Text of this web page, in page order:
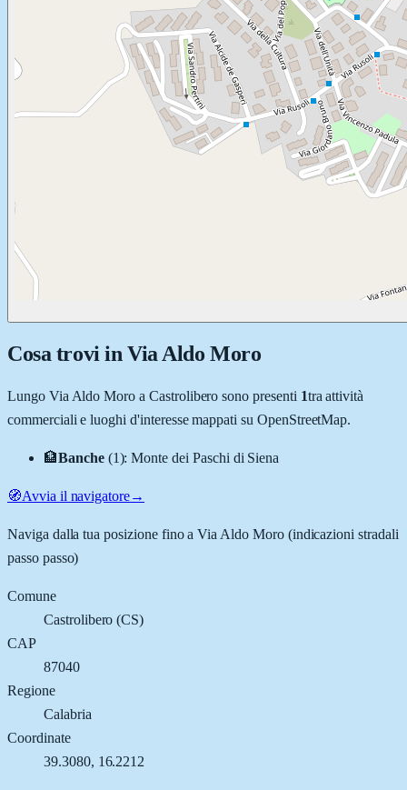
Cosa trovi in Via Aldo Moro
Lungo Via Aldo Moro a Castrolibero sono presenti 1tra attività
commerciali e luoghi d'interesse mappati su OpenStreetMap.
🏦Banche (1):Monte dei Paschi di Siena
🧭Avvia il navigatore→
Naviga dalla tua posizione fino aVia Aldo Moro(indicazioni stradali
passo passo)
Comune
Castrolibero (CS)
CAP
87040
Regione
Calabria
Coordinate
39.3080, 16.2212